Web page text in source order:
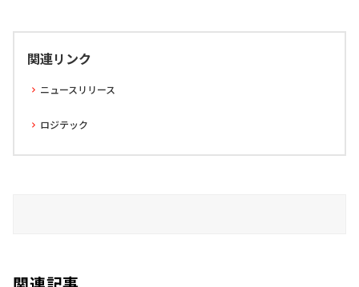
関連リンク
ニュースリリース
ロジテック